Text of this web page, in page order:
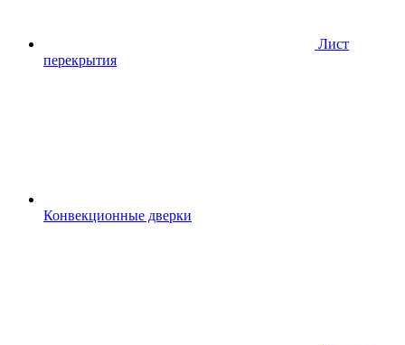
Лист
перекрытия
Конвекционные дверки